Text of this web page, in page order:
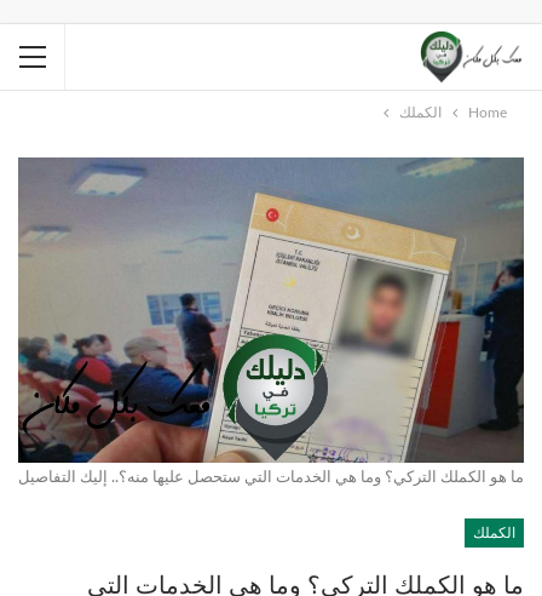
Home الكملك
ما هو الكملك التركي؟ وما هي الخدمات التي ستحصل عليها منه؟.. إليك التفاصيل
الكملك
ما هو الكملك التركي؟ وما هي الخدمات التي